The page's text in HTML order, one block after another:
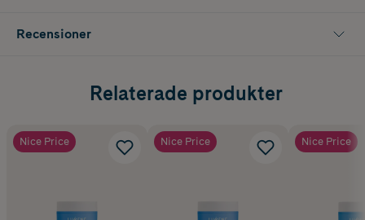
Recensioner
Relaterade produkter
Nice Price Nice Price Nice Price